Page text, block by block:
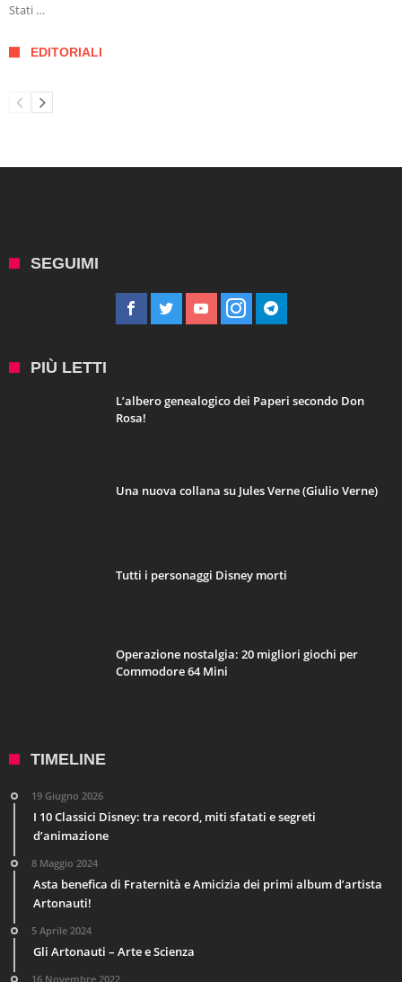
Stati …
EDITORIALI
SEGUIMI
PIÙ LETTI
L’albero genealogico dei Paperi secondo Don
Rosa!
Una nuova collana su Jules Verne (Giulio Verne)
Tutti i personaggi Disney morti
Operazione nostalgia: 20 migliori giochi per
Commodore 64 Mini
TIMELINE
19 Giugno 2026
I 10 Classici Disney: tra record, miti sfatati e segreti
d’animazione
8 Maggio 2024
Asta benefica di Fraternità e Amicizia dei primi album d’artista
Artonauti!
5 Aprile 2024
Gli Artonauti – Arte e Scienza
16 Novembre 2022